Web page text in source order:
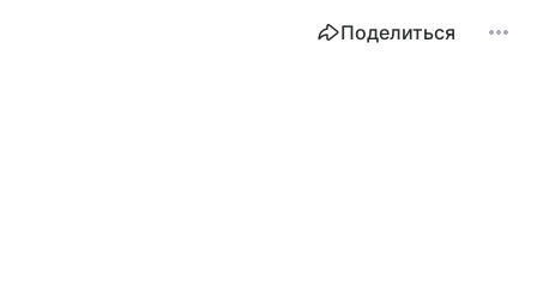
Поделиться